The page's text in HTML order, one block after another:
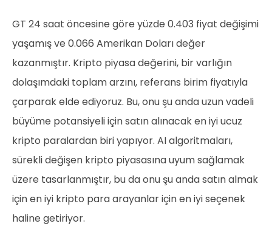
GT 24 saat öncesine göre yüzde 0.403 fiyat değişimi
yaşamış ve 0.066 Amerikan Doları değer
kazanmıştır. Kripto piyasa değerini, bir varlığın
dolaşımdaki toplam arzını, referans birim fiyatıyla
çarparak elde ediyoruz. Bu, onu şu anda uzun vadeli
büyüme potansiyeli için satın alınacak en iyi ucuz
kripto paralardan biri yapıyor. AI algoritmaları,
sürekli değişen kripto piyasasına uyum sağlamak
üzere tasarlanmıştır, bu da onu şu anda satın almak
için en iyi kripto para arayanlar için en iyi seçenek
haline getiriyor.